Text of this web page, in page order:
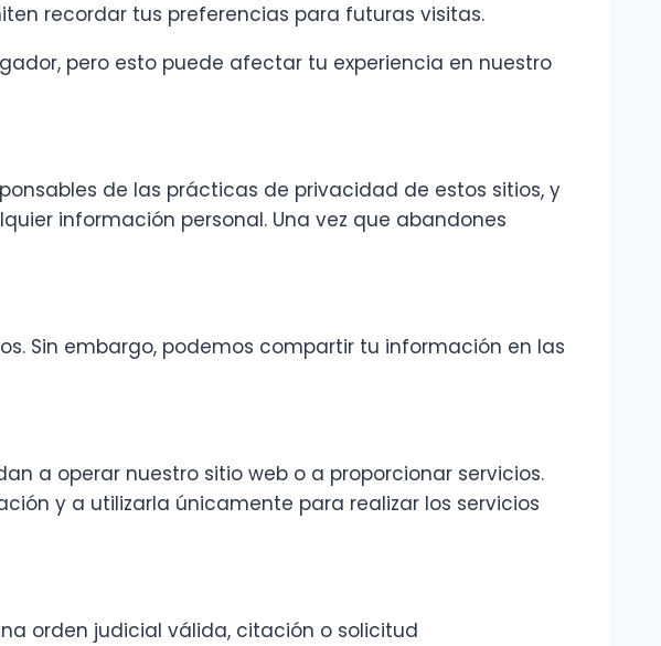
recordar tus preferencias para futuras visitas.
pero esto puede afectar tu experiencia en nuestro
de las prácticas de privacidad de estos sitios, y
información personal. Una vez que abandones
Sin embargo, podemos compartir tu información en las
a operar nuestro sitio web o a proporcionar servicios.
y a utilizarla únicamente para realizar los servicios
orden judicial válida, citación o solicitud